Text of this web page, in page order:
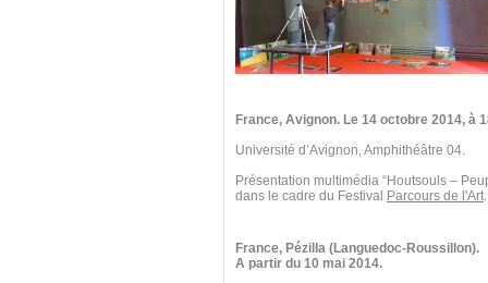
France, Avignon. Le 14 octobre 2014, à
Université d’Avignon, Amphithéâtre 04.
Présentation multimédia “Houtsouls –
dans le cadre du Festival Parcours de l'Art.
France, Pézilla (Languedoc-Roussillon).
A partir du 10 mai 2014.